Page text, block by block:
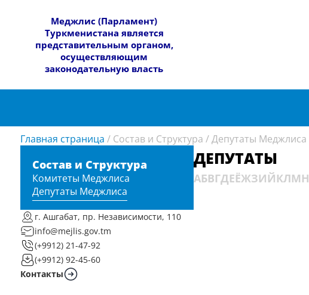
​Меджлис (Парламент)
Туркменистана является
представительным органом,
осуществляющим
законодательную власть
Главная страница / Состав и Структура /Депутаты Меджлиса
Состав и Структура
Комитеты Меджлиса
Депутаты Меджлиса
г. Ашгабат, пр. Независимости, 110
info@mejlis.gov.tm
(+9912) 21-47-92
(+9912) 92-45-60
Контакты
ДЕПУТАТЫ
AБВГДЕЁЖЗИЙКЛМН